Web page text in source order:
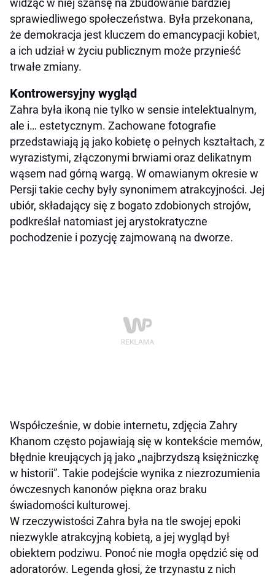
sprawiedliwego społeczeństwa. Była przekonana,
że demokracja jest kluczem do emancypacji kobiet,
a ich udział w życiu publicznym może przynieść
trwałe zmiany.
Kontrowersyjny wygląd
Zahra była ikoną nie tylko w sensie intelektualnym,
ale i… estetycznym. Zachowane fotografie
przedstawiają ją jako kobietę o pełnych kształtach, z
wyrazistymi, złączonymi brwiami oraz delikatnym
wąsem nad górną wargą. W omawianym okresie w
Persji takie cechy były synonimem atrakcyjności. Jej
ubiór, składający się z bogato zdobionych strojów,
podkreślał natomiast jej arystokratyczne
pochodzenie i pozycję zajmowaną na dworze.
Współcześnie, w dobie internetu, zdjęcia Zahry
Khanom często pojawiają się w kontekście memów,
błędnie kreujących ją jako „najbrzydszą księżniczkę
w historii”. Takie podejście wynika z niezrozumienia
ówczesnych kanonów piękna oraz braku
świadomości kulturowej.
W rzeczywistości Zahra była na tle swojej epoki
niezwykle atrakcyjną kobietą, a jej wygląd był
obiektem podziwu. Ponoć nie mogła opędzić się od
adoratorów. Legenda głosi, że trzynastu z nich